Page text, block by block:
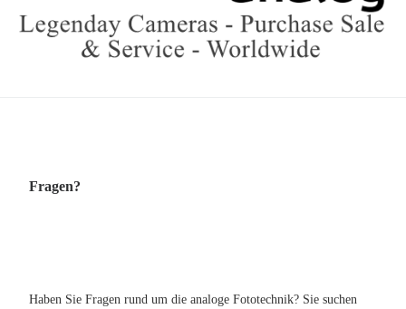
Fragen?
Haben Sie Fragen rund um die analoge Fototechnik? Sie suchen